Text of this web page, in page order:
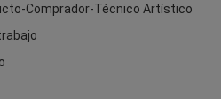
Comprador-Técnico Artístico